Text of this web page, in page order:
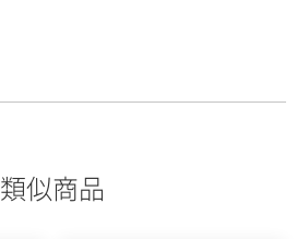
類似商品